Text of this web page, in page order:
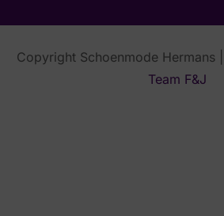
Copyright Schoenmode Hermans
Team F&J